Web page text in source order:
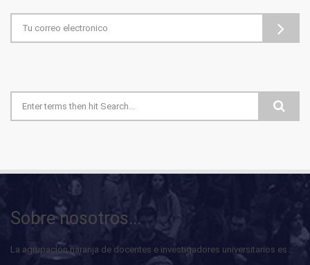
Formulario de búsqueda
Sobre nosotros...
La agrupación naranja de docentes e investigadores universitarios es...